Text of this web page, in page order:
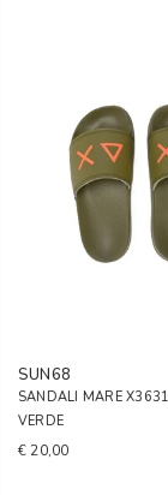
SUN68
SANDALI MARE
VERDE
€ 20,00